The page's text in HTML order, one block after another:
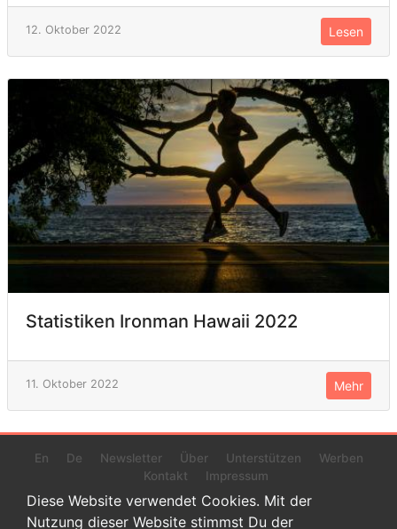
12. Oktober 2022 Lesen
Statistiken Ironman Hawaii 2022
11. Oktober 2022 Mehr
En De Newsletter Über Unterstützen
Werben
Kontakt
Impressum
Diese Website verwendet Cookies. Mit der
Nutzung dieser Website stimmst Du der